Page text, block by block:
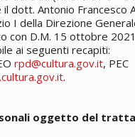
dott. Antonio Francesco
I della Direzione
con D.M. 15 ottobre
ai seguenti recapiti:
rpd@cultura.gov.it, PEC
.
oggetto del